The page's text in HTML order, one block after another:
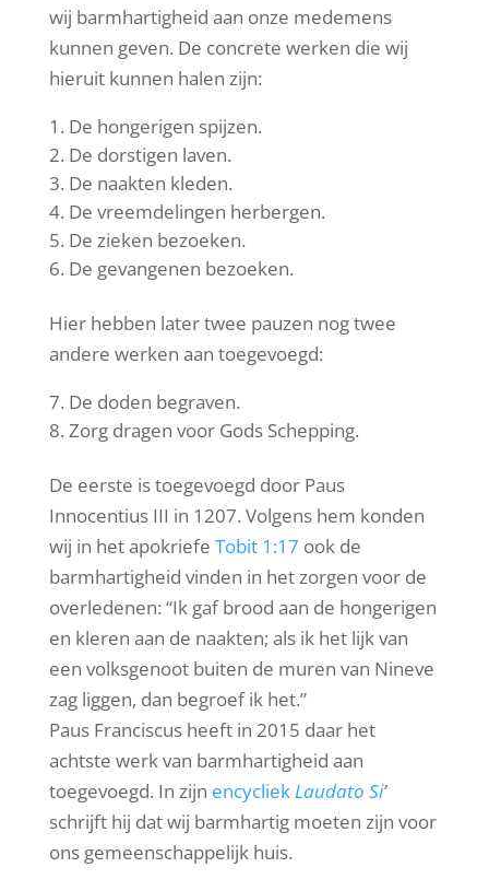
wij barmhartigheid aan onze medemens
kunnen geven. De concrete werken die wij
hieruit kunnen halen zijn:
De hongerigen spijzen.
De dorstigen laven.
De naakten kleden.
De vreemdelingen herbergen.
De zieken bezoeken.
De gevangenen bezoeken.
Hier hebben later twee pauzen nog twee
andere werken aan toegevoegd:
De doden begraven.
Zorg dragen voor Gods Schepping.
De eerste is toegevoegd door Paus
Innocentius III in 1207. Volgens hem konden
wij in het apokriefe Tobit 1:17 ook de
barmhartigheid vinden in het zorgen voor de
overledenen: “Ik gaf brood aan de hongerigen
en kleren aan de naakten; als ik het lijk van
een volksgenoot buiten de muren van Nineve
zag liggen, dan begroef ik het.”
Paus Franciscus heeft in 2015 daar het
achtste werk van barmhartigheid aan
toegevoegd. In zijn encycliekLaudato Si’
schrijft hij dat wij barmhartig moeten zijn voor
ons gemeenschappelijk huis.